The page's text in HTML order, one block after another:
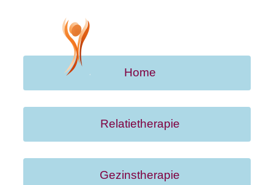
Home
Relatietherapie
Gezinstherapie